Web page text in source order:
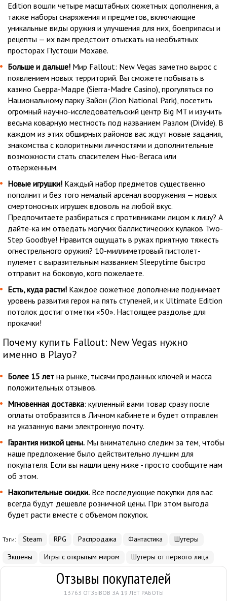
Edition вошли четыре масштабных сюжетных дополнения, а
также наборы снаряжения и предметов, включающие
уникальные виды оружия и улучшения для них, боеприпасы и
рецепты — их вам предстоит отыскать на необъятных
просторах Пустоши Мохаве.
Больше и дальше! Мир Fallout: New Vegas заметно вырос с
появлением новых территорий. Вы сможете побывать в
казино Сьерра-Мадре (Sierra-Madre Casino), прогуляться по
Национальному парку Зайон (Zion National Park), посетить
огромный научно-исследовательский центр Big MT и изучить
весьма коварную местность под названием Разлом (Divide). В
каждом из этих обширных районов вас ждут новые задания,
знакомства с колоритными личностями и дополнительные
возможности стать спасителем Нью-Вегаса или
отверженным.
Новые игрушки! Каждый набор предметов существенно
пополнит и без того немалый арсенал вооружения — новых
смертоносных игрушек вдоволь на любой вкус.
Предпочитаете разбираться с противниками лицом к лицу? А
дайте-ка им отведать могучих баллистических кулаков Two-
Step Goodbye! Нравится ощущать в руках приятную тяжесть
огнестрельного оружия? 10-миллиметровый пистолет-
пулемет с выразительным названием Sleepytime быстро
отправит на боковую, кого пожелаете.
Есть, куда расти! Каждое сюжетное дополнение поднимает
уровень развития героя на пять ступеней, и к Ultimate Edition
потолок достиг отметки «50». Настоящее раздолье для
прокачки!
Почему купить Fallout: New Vegas нужно
именно в Playo?
Более 15 лет на рынке, тысячи проданных ключей и масса
положительных отзывов.
Мгновенная доставка: купленный вами товар сразу после
оплаты отобразится в Личном кабинете и будет отправлен
на указанную вами электронную почту.
Гарантия низкой цены. Мы внимательно следим за тем, чтобы
наше предложение было действительно лучшим для
покупателя. Если вы нашли цену ниже - просто сообщите нам
об этом.
Накопительные скидки. Все последующие покупки для вас
всегда будут дешевле розничной цены. При этом выгода
будет расти вместе с объемом покупок.
Тэги: Steam RPG Распродажа Фантастика
Шутеры
Экшены
Игры с открытым миром Шутеры от первого лица
Отзывы покупателей
13763 ОТЗЫВОВ ЗА 19 ЛЕТ РАБОТЫ